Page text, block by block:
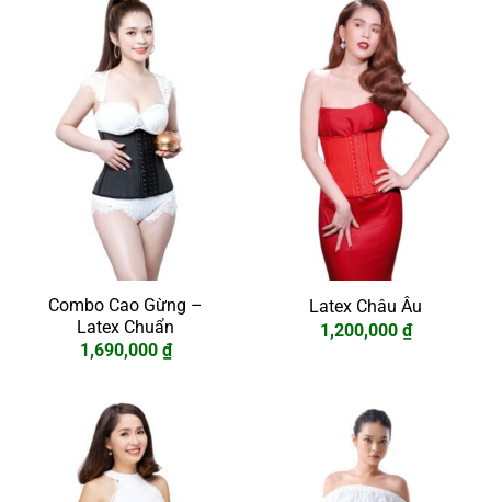
Combo Cao Gừng –
Latex Chuẩn
1,690,000 ₫
Latex Châu Âu
1,200,000 ₫